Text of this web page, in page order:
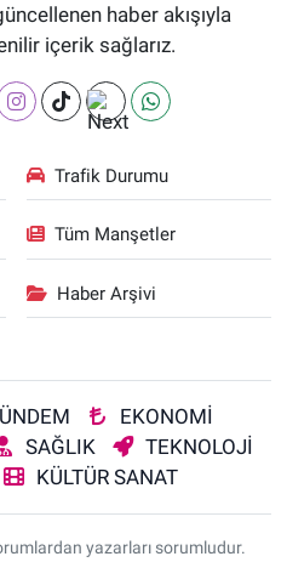
haber akışıyla
içerik sağlarız.
Trafik Durumu
Tüm Manşetler
Haber Arşivi
EKONOMİ
SAĞLIK
TEKNOLOJİ
KÜLTÜR SANAT
yazarları sorumludur.